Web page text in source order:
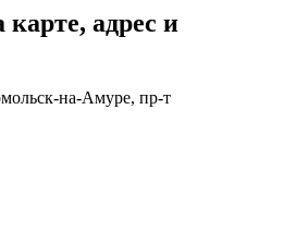
карте, адрес и
на-Амуре, пр-т